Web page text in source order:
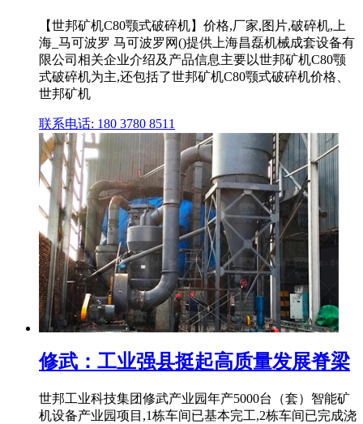
【世邦矿机C80颚式破碎机】价格,厂家,图片,破碎机,上
海_马可波罗 马可波罗网()提供上海昌磊机械成套设备有
限公司相关企业介绍及产品信息主要以世邦矿机C80颚
式破碎机为主,还包括了世邦矿机C80颚式破碎机价格、
世邦矿机
联系电话: 180 3780 8511
修武：工业强县挺起高质量发展脊梁
世邦工业科技集团修武产业园年产5000台（套）智能矿
机设备产业园项目,1栋车间已基本完工,2栋车间已完成浇